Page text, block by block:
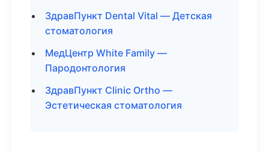
ЗдравПункт Dental Vital — Детская
стоматология
МедЦентр White Family —
Пародонтология
ЗдравПункт Clinic Ortho —
Эстетическая стоматология